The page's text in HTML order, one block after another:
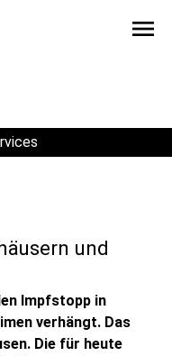
menu
und
Impfstopp in
verhängt. Das
Die für heute